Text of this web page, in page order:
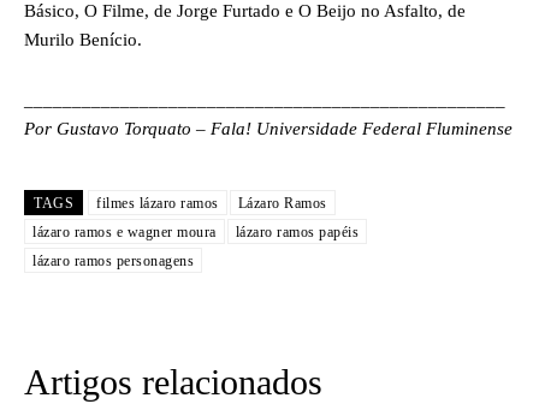
Básico, O Filme, de Jorge Furtado e O Beijo no Asfalto, de
Murilo Benício.
Por Gustavo Torquato – Fala! Universidade Federal Fluminense
TAGS filmes lázaro ramos
Lázaro Ramos
lázaro ramos e wagner moura
lázaro ramos papéis
lázaro ramos personagens
Artigos relacionados